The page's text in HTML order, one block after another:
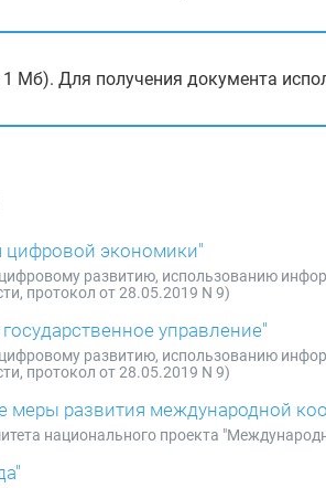
Для получения документа
цифровой экономики"
развитию, использованию
протокол от 28.05.2019 N 9)
управление"
развитию, использованию
протокол от 28.05.2019 N 9)
меры развития международной
национального проекта